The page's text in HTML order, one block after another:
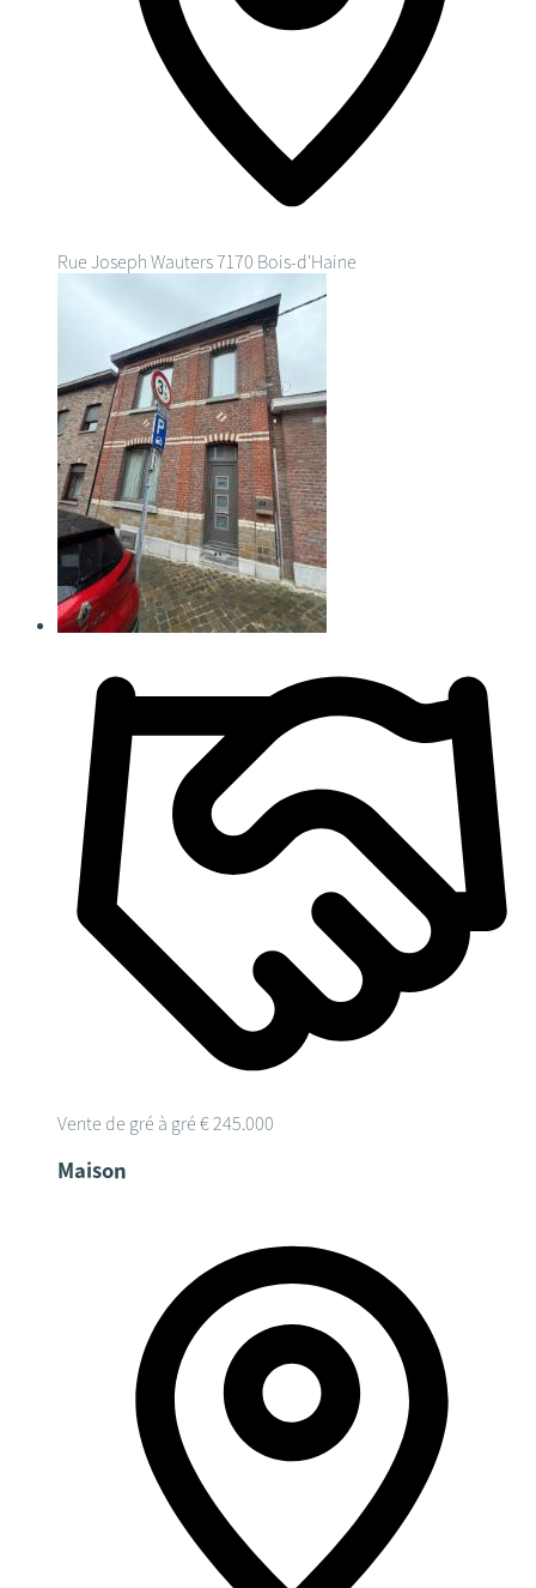
Rue Joseph Wauters7170 Bois-d'Haine
Vente de gré à gré € 245.000
Maison